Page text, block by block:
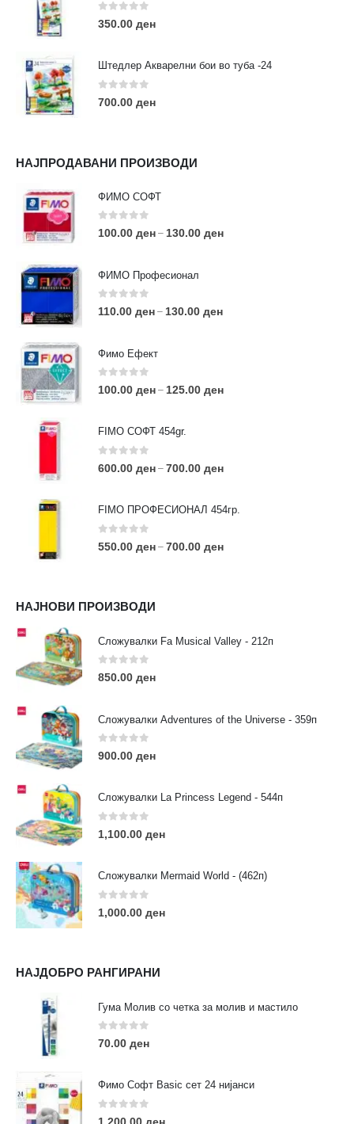
0out of 5
350.00 ден
Штедлер Акварелни бои во туба -24
0out of 5
700.00 ден
НАЈПРОДАВАНИ ПРОИЗВОДИ
ФИМО СОФТ
0 out of 5
100.00 ден – 130.00 ден
ФИМО Професионал
0out of 5
110.00 ден – 130.00 ден
Фимо Ефект
0 out of 5
100.00 ден – 125.00 ден
FIMO СОФТ 454gr.
0out of 5
600.00 ден – 700.00 ден
FIMO ПРОФЕСИОНАЛ 454гр.
0out of 5
550.00 ден – 700.00 ден
НАЈНОВИ ПРОИЗВОДИ
Сложувалки Fa Musical Valley - 212п
0out of 5
850.00 ден
Сложувалки Adventures of the Universe - 359п
0out of 5
900.00 ден
Сложувалки La Princess Legend - 544п
0 out of 5
1,100.00 ден
Сложувалки Mermaid World - (462п)
0 out of 5
1,000.00 ден
НАЈДОБРО РАНГИРАНИ
Гума Молив со четка за молив и мастило
0out of 5
70.00 ден
Фимо Софт Basic сет 24 нијанси
0 out of 5
АДРЕСА:
ул. 3та Македонска Бригада бр.46
ТЕЛЕФОН:
0038977640534
contact@moehobi.mk
РАБОТНО ВРЕМЕ:
Пон - Саб / 09:00 - 21:00
ЛИНКОВИ
Услови за користење
Големопродажба
Кариера
За нас
Нашите локации
ПОПУЛАРНИ ТАГОВИ
eurodanvest FIMO Креативни Сетови
markers
rapitografi sketch staedtler